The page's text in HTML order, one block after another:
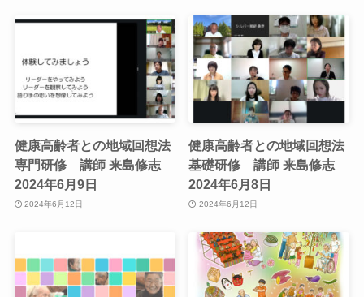
健康高齢者との地域回想法
専門研修 講師 来島修志
2024年6月9日
2024年6月12日
健康高齢者との地域回想法
基礎研修 講師 来島修志
2024年6月8日
2024年6月12日